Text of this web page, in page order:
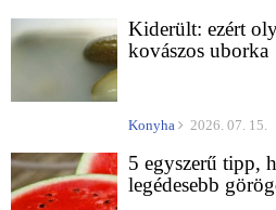
Kiderült: ezért
kovászos uborka
Konyha 2026. 07. 15.
5 egyszerű tipp,
legédesebb